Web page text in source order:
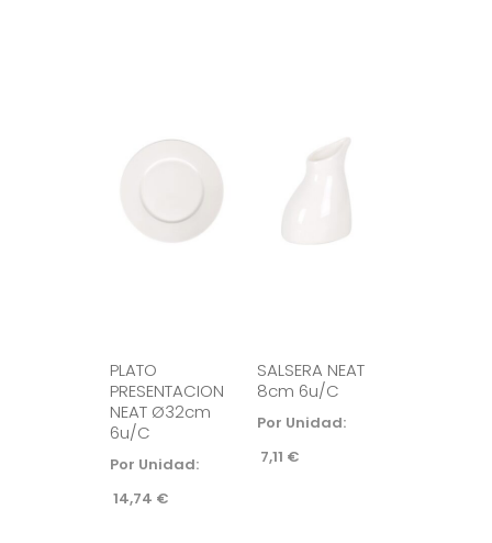
PLATO
PRESENTACION
NEAT Ø32cm
6u/c
Por Unidad:
14,74 €
SALSERA NEAT
8cm 6u/c
Por Unidad:
7,11 €